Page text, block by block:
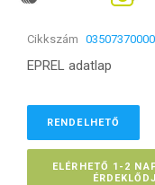
Cikkszám 03507370000
EPREL adatlap
RENDELHETŐ
ELÉRHETŐ 1-2